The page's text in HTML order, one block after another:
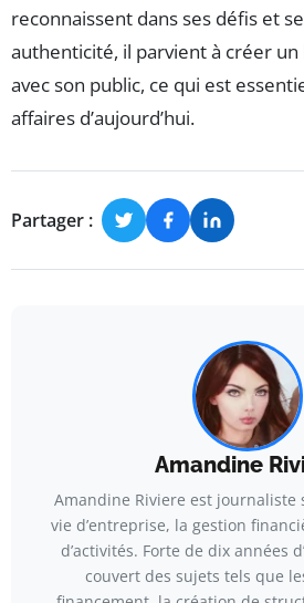
reconnaissent dans ses défis et
authenticité, il parvient à créer un
avec son public, ce qui est
affaires d’aujourd’hui.
Partager :
Amandine
Amandine Riviere est journaliste
vie d’entreprise, la gestion
d’activités. Forte de dix années
couvert des sujets tels que